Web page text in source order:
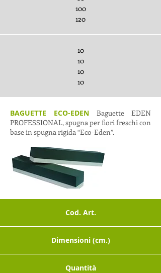
100
120
10
10
10
10
BAGUETTE ECO-EDEN
Baguette EDEN
PROFESSIONAL, spugna per fiori freschi con
base in spugna rigida “Eco-Eden”.
Cod. Art.
Dimensioni (cm.)
Quantità